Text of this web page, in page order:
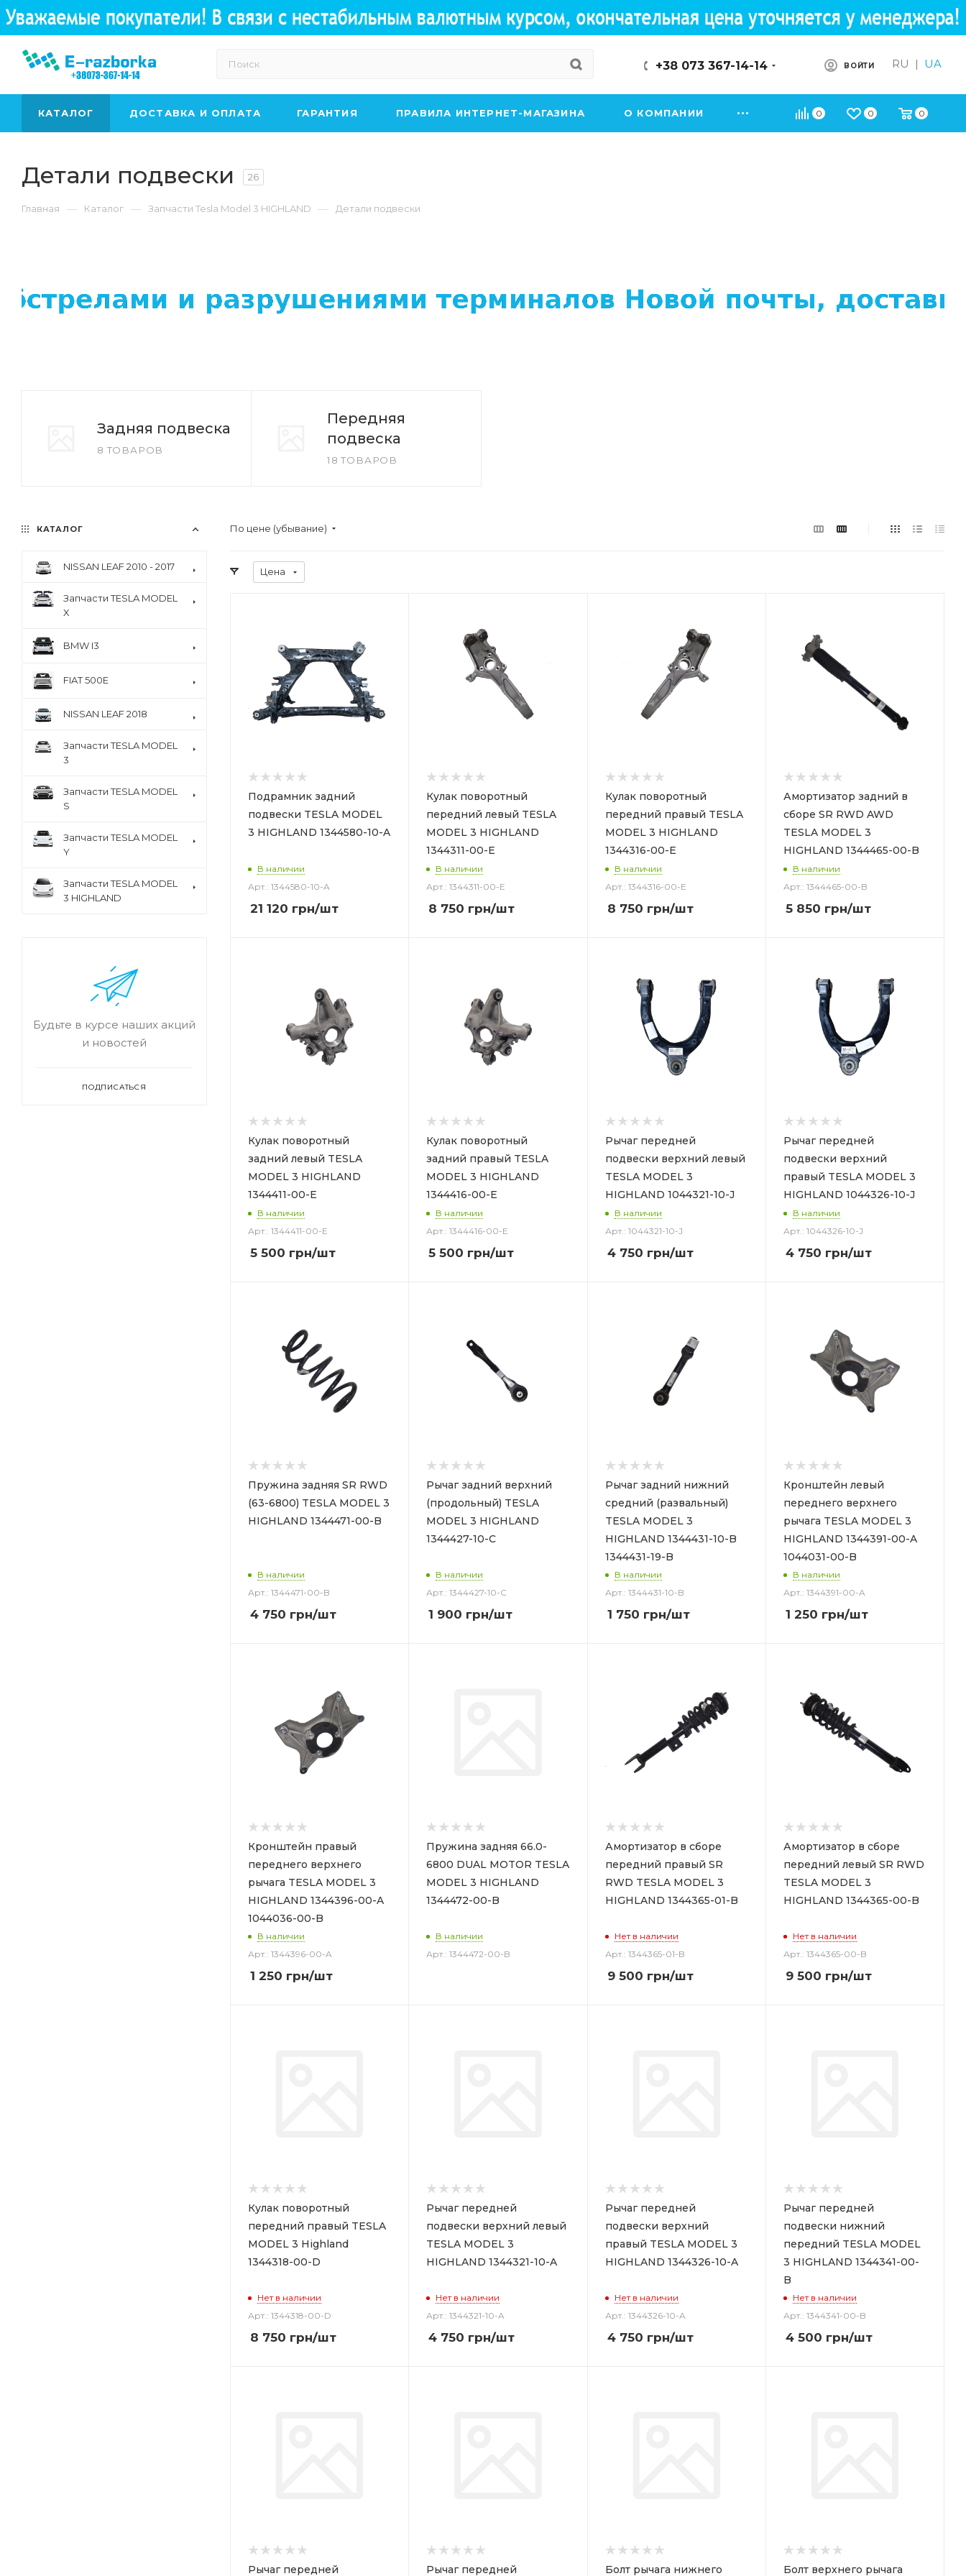
RU | UA
ВОЙТИ
+38 073 367-14-14
0 0 0
КАТАЛОГ ДОСТАВКА И ОПЛАТА ГАРАНТИЯ ПРАВИЛА ИНТЕРНЕТ-МАГАЗИНА О КОМПАНИИ
Детали подвески 26
Главная — Каталог — Запчасти Tesla Model 3 HIGHLAND — Детали подвески
Задняя подвеска
8 ТОВАРОВ
Передняя
подвеска
18 ТОВАРОВ
По цене (убывание)
Цена
Подрамник задний
подвески TESLA MODEL
3 HIGHLAND 1344580-10-A
В наличии
Арт.: 1344580-10-A
21 120 грн/шт
Кулак поворотный
передний левый TESLA
MODEL 3 HIGHLAND
1344311-00-E
В наличии
Арт.: 1344311-00-E
8 750 грн/шт
Кулак поворотный
передний правый TESLA
MODEL 3 HIGHLAND
1344316-00-E
В наличии
Арт.: 1344316-00-E
8 750 грн/шт
Амортизатор задний в
сборе SR RWD AWD
TESLA MODEL 3
HIGHLAND 1344465-00-B
В наличии
Арт.: 1344465-00-B
5 850 грн/шт
Кулак поворотный
задний левый TESLA
MODEL 3 HIGHLAND
1344411-00-E
В наличии
Арт.: 1344411-00-E
5 500 грн/шт
Кулак поворотный
задний правый TESLA
MODEL 3 HIGHLAND
1344416-00-E
В наличии
Арт.: 1344416-00-E
5 500 грн/шт
Рычаг передней
подвески верхний левый
TESLA MODEL 3
HIGHLAND 1044321-10-J
В наличии
Арт.: 1044321-10-J
4 750 грн/шт
Рычаг передней
подвески верхний
правый TESLA MODEL 3
HIGHLAND 1044326-10-J
В наличии
Арт.: 1044326-10-J
4 750 грн/шт
Пружина задняя SR RWD
(63-6800) TESLA MODEL 3
HIGHLAND 1344471-00-B
В наличии
Арт.: 1344471-00-B
4 750 грн/шт
Рычаг задний верхний
(продольный) TESLA
MODEL 3 HIGHLAND
1344427-10-C
В наличии
Арт.: 1344427-10-C
1 900 грн/шт
Рычаг задний нижний
средний (развальный)
TESLA MODEL 3
HIGHLAND 1344431-10-B
1344431-19-B
В наличии
Арт.: 1344431-10-B
1 750 грн/шт
Кронштейн левый
переднего верхнего
рычага TESLA MODEL 3
HIGHLAND 1344391-00-A
1044031-00-B
В наличии
Арт.: 1344391-00-A
1 250 грн/шт
Кронштейн правый
переднего верхнего
рычага TESLA MODEL 3
HIGHLAND 1344396-00-A
1044036-00-B
В наличии
Арт.: 1344396-00-A
1 250 грн/шт
Пружина задняя 66.0-
6800 DUAL MOTOR TESLA
MODEL 3 HIGHLAND
1344472-00-B
В наличии
Арт.: 1344472-00-B
Амортизатор в сборе
передний правый SR
RWD TESLA MODEL 3
HIGHLAND 1344365-01-B
Нет в наличии
Арт.: 1344365-01-B
9 500 грн/шт
Амортизатор в сборе
передний левый SR RWD
TESLA MODEL 3
HIGHLAND 1344365-00-B
Нет в наличии
Арт.: 1344365-00-B
9 500 грн/шт
Кулак поворотный
передний правый TESLA
MODEL 3 Highland
1344318-00-D
Нет в наличии
Арт.: 1344318-00-D
8 750 грн/шт
Рычаг передней
подвески верхний левый
TESLA MODEL 3
HIGHLAND 1344321-10-A
Нет в наличии
Арт.: 1344321-10-A
4 750 грн/шт
Рычаг передней
подвески верхний
правый TESLA MODEL 3
HIGHLAND 1344326-10-A
Нет в наличии
Арт.: 1344326-10-A
4 750 грн/шт
Рычаг передней
подвески нижний
передний TESLA MODEL
3 HIGHLAND 1344341-00-
B
Нет в наличии
Арт.: 1344341-00-B
4 500 грн/шт
Рычаг передней Рычаг передней Болт рычага нижнего Болт верхнего рычага
КАТАЛОГ
NISSAN LEAF 2010 - 2017
Запчасти TESLA MODEL
X
BMW I3
FIAT 500E
NISSAN LEAF 2018
Запчасти TESLA MODEL
3
Запчасти TESLA MODEL
S
Запчасти TESLA MODEL
Y
Запчасти TESLA MODEL
3 HIGHLAND
Будьте в курсе наших акций
и новостей
ПОДПИСАТЬСЯ